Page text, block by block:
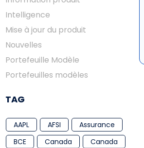
Intelligence
Mise à jour du produit
Nouvelles
Portefeuille Modèle
Portefeuilles modèles
TAG
AAPL AFSI
Assurance
BCE
Canada
Canada